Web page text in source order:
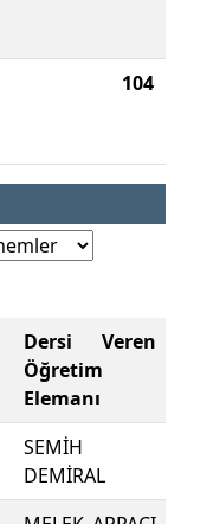
104
Dersi Veren
Öğretim
Elemanı
SEMİH
DEMİRAL